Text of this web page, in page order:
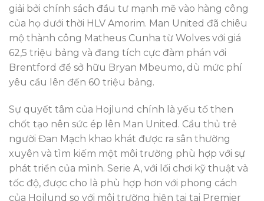
giải bởi chính sách đầu tư mạnh mẽ vào hàng công
của họ dưới thời HLV Amorim. Man United đã chiêu
mộ thành công Matheus Cunha từ Wolves với giá
62,5 triệu bảng và đang tích cực đàm phán với
Brentford để sở hữu Bryan Mbeumo, dù mức phí
yêu cầu lên đến 60 triệu bảng.
Sự quyết tâm của Hojlund chính là yếu tố then
chốt tạo nên sức ép lên Man United. Cầu thủ trẻ
người Đan Mạch khao khát được ra sân thường
xuyên và tìm kiếm một môi trường phù hợp với sự
phát triển của mình. Serie A, với lối chơi kỹ thuật và
tốc độ, được cho là phù hợp hơn với phong cách
của Hojlund so với môi trường hiện tại tại Premier